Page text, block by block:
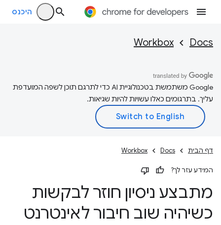
היכנס
Docs
Workbox
‫Google משתמשת בטכנולוגיית AI כדי לתרגם תוכן לשפה המועדפת
עליך. בתרגומים כאלו עשויות להיות שגיאות.
דף הבית Docs
Workbox
המידע עזר לך?
מתבצע ניסיון חוזר לבקשות
כשיהיה שוב חיבור לאינטרנט